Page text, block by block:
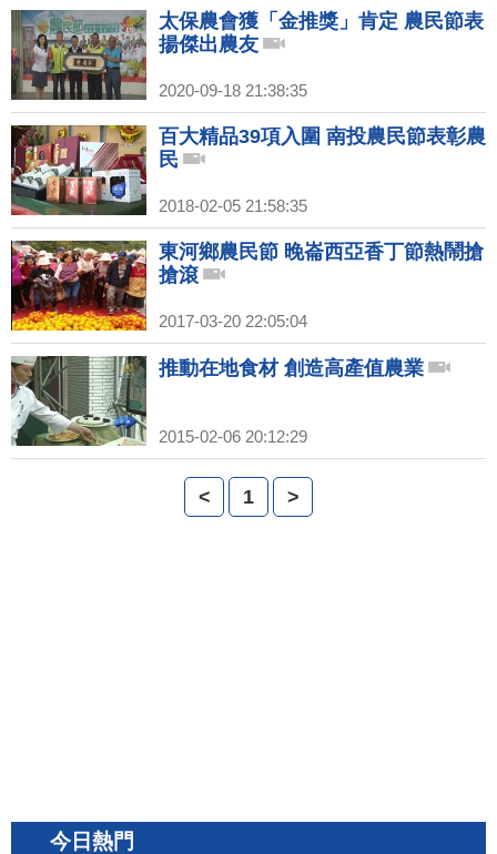
太保農會獲「金推獎」肯定 農民節表
揚傑出農友
2020-09-18 21:38:35
百大精品39項入圍 南投農民節表彰農
民
2018-02-05 21:58:35
東河鄉農民節 晚崙西亞香丁節熱鬧搶
搶滾
2017-03-20 22:05:04
推動在地食材 創造高產值農業
2015-02-06 20:12:29
< 1 >
今日熱門